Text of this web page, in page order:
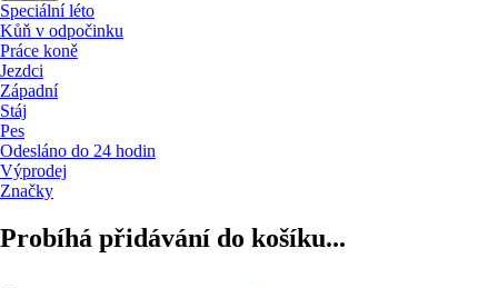
Speciální léto
Kůň v odpočinku
Práce koně
Jezdci
Západní
Stáj
Pes
Odesláno do 24 hodin
Výprodej
Značky
Probíhá přidávání do košíku...